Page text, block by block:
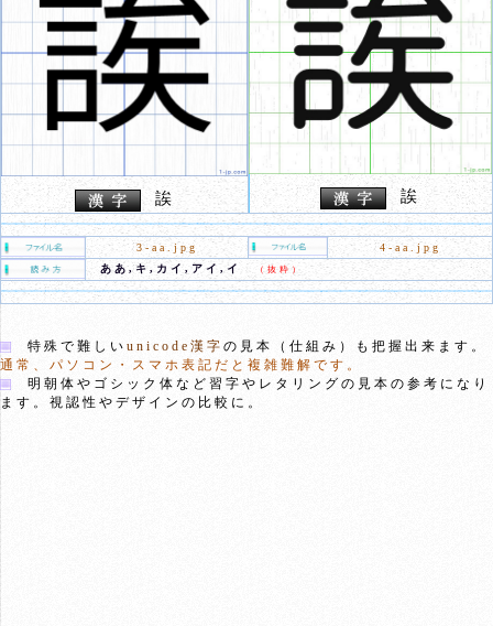
誒 誒
3-aa.jpg
4-aa.jpg
ああ,キ,カイ,アイ,イ
（抜粋）
特殊で難しい unicode漢字 の見本（仕組み）も把握出来ます。
通常、パソコン・スマホ表記だと複雑難解です。
明朝体やゴシック体など習字やレタリングの見本の参考になり
ます。視認性やデザインの比較に。